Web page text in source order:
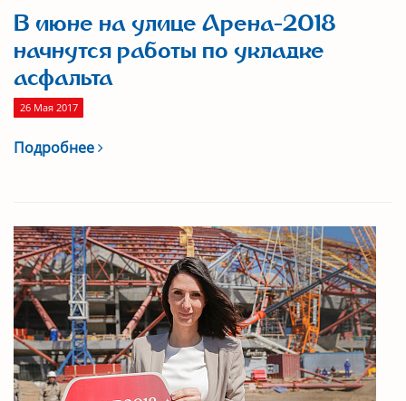
В июне на улице Арена-2018
начнутся работы по укладке
асфальта
26 Мая 2017
Подробнее